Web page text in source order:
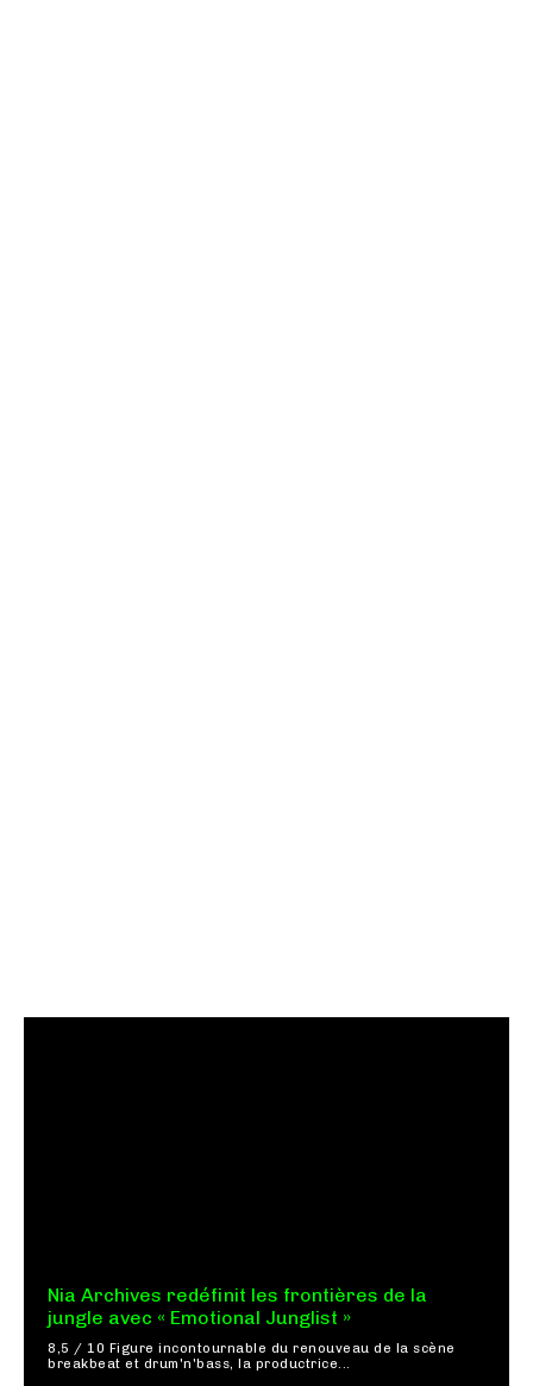
Nia Archives redéfinit les frontières de la
jungle avec « Emotional Junglist »
8,5 / 10 Figure incontournable du renouveau de la scène
breakbeat et drum'n'bass, la productrice...